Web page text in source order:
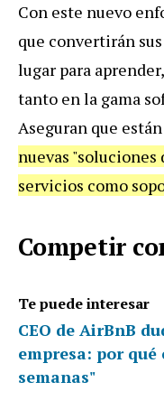
Con este nuevo
que convertirán
lugar para
tanto en la gama
Aseguran que
nuevas
servicios como
Competir
Te puede interesar
CEO de AirBnB
empresa: por
semanas"